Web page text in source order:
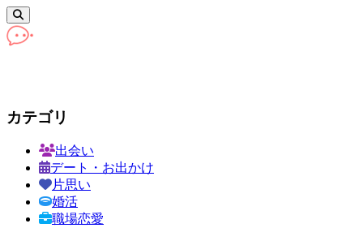
カテゴリ
出会い
デート・お出かけ
片思い
婚活
職場恋愛